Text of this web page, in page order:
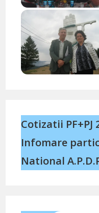
Cotizatii PF+PJ
Infomare
National